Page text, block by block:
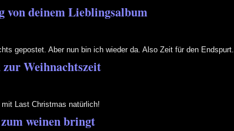
von deinem Lieblingsalbum
gepostet. Aber nun bin ich wieder da. Also Zeit für den Endspurt.
Weihnachtszeit
Last Christmas natürlich!
weinen bringt